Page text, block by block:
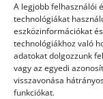
A legjobb felhasználói
technológiákat
eszközinformációkat
technológiákhoz való
adatokat dolgozzunk
vagy az egyedi
visszavonása
funkciókat.
Vásárlás
Víztisztítás
Webáruház